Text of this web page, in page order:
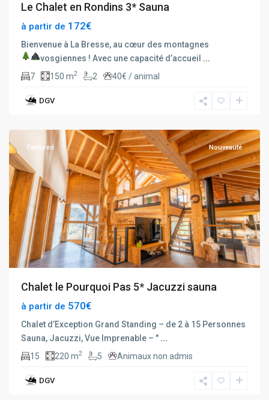
Le Chalet en Rondins 3* Sauna
à partir de 172€
Bienvenue à La Bresse, au cœur des montagnes
vosgiennes ! Avec une capacité d’accueil ...
7
150 m2 2 40€ / animal
DGV
La
Featured Nouveauté
Chalet le Pourquoi Pas 5* Jacuzzi sauna
à partir de 570€
Chalet d’Exception Grand Standing – de 2 à 15 Personnes
Sauna, Jacuzzi, Vue Imprenable – " ...
15
220 m2 5 Animaux non admis
DGV